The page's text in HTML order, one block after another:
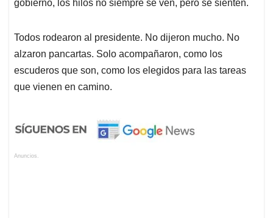
gobierno, los hilos no siempre se ven, pero se sienten.
Todos rodearon al presidente. No dijeron mucho. No
alzaron pancartas. Solo acompañaron, como los
escuderos que son, como los elegidos para las tareas
que vienen en camino.
Anuncios.